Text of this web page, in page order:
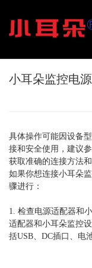
小耳朵监控电
具体操作可能因设备
接和安全使用，建议
获取准确的连接方法和
如果你想连接小耳朵
骤进行：
1. 检查电源适配器和
适配器和小耳朵监控
括USB、DC插口、电